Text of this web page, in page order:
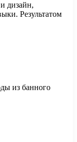
дизайн,
Результатом
из банного